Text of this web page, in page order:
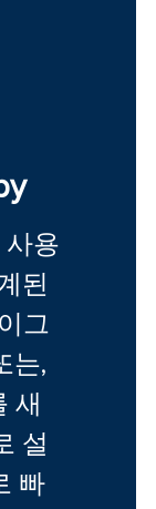
사용
된
그
는,
새
설
빠